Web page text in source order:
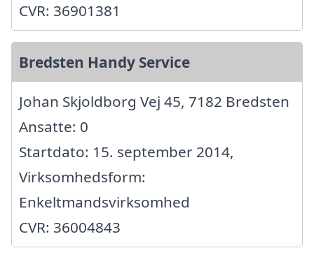
CVR: 36901381
Bredsten Handy Service
Johan Skjoldborg Vej 45, 7182 Bredsten
Ansatte: 0
Startdato: 15. september 2014,
Virksomhedsform:
Enkeltmandsvirksomhed
CVR: 36004843